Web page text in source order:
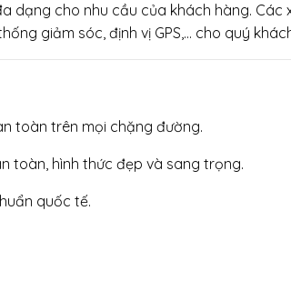
dạng cho nhu cầu của khách hàng.
giảm sóc, định vị GPS,… cho quý
toàn trên mọi chặng đường.
toàn, hình thức đẹp và sang trọng.
quốc tế.